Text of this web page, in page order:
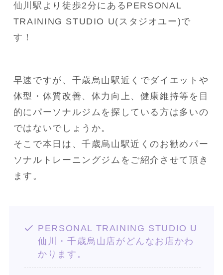
仙川駅より徒歩2分にあるPERSONAL
TRAINING STUDIO U(スタジオユー)で
す！
早速ですが、千歳烏山駅近くでダイエットや
体型・体質改善、体力向上、健康維持等を目
的にパーソナルジムを探している方は多いの
ではないでしょうか。
そこで本日は、千歳烏山駅近くのお勧めパー
ソナルトレーニングジムをご紹介させて頂き
ます。
PERSONAL TRAINING STUDIO U
仙川・千歳烏山店がどんなお店かわ
かります。